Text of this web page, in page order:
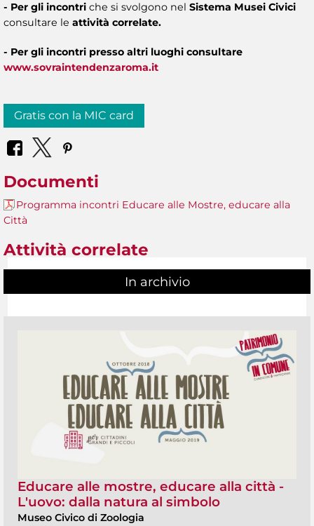
- Per gli incontri che si svolgono nel Sistema Musei Civici
consultare le attività correlate.
- Per gli incontri presso altri luoghi consultare
www.sovraintendenzaroma.it
Gratis con la MIC card
Documenti
Programma incontri Educare alle Mostre, educare alla
Città
Attività correlate
In archivio
Educare alle mostre, educare alla città -
L'uovo: dalla natura al simbolo
Museo Civico di Zoologia